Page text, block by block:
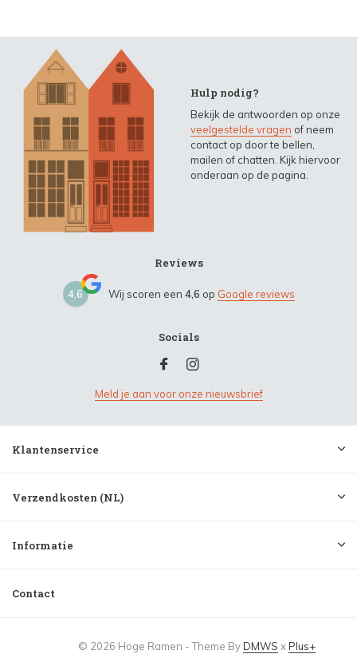
Hulp nodig?
Bekijk de antwoorden op onze
veelgestelde vragen of neem
contact op door te bellen,
mailen of chatten. Kijk hiervoor
onderaan op de pagina.
Reviews
4,6 Wij scoren een 4,6 op Google reviews
Socials
Meld je aan voor onze nieuwsbrief
Klantenservice
Verzendkosten (NL)
Informatie
Contact
© 2026 Hoge Ramen - Theme ByDMWS xPlus+